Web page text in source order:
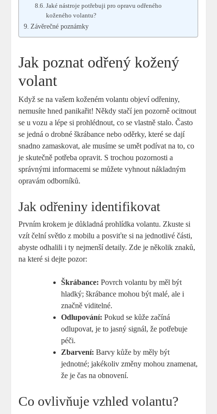
Jaké nástroje potřebuji pro opravu odřeného
koženého volantu?
Závěrečné poznámky
Jak poznat odřený kožený
volant
Když se na vašem koženém volantu objeví odřeniny,
nemusíte hned panikařit! Někdy stačí jen pozorně ocitnout
se u vozu a lépe si prohlédnout, co se vlastně stalo. Často
se jedná o drobné škrábance nebo oděrky, které se dají
snadno zamaskovat, ale musíme se umět podívat na to, co
je skutečně potřeba opravit. S trochou pozornosti a
správnými informacemi se můžete vyhnout nákladným
opravám odborníků.
Jak odřeniny identifikovat
Prvním krokem je důkladná prohlídka volantu. Zkuste si
vzít čelní světlo z mobilu a posviťte si na jednotlivé části,
abyste odhalili i ty nejmenší detaily. Zde je několik znaků,
na které si dejte pozor:
Škrábance: Povrch volantu by měl být
hladký; škrábance mohou být malé, ale i
značně viditelné.
Odlupování: Pokud se kůže začíná
odlupovat, je to jasný signál, že potřebuje
péči.
Zbarvení: Barvy kůže by měly být
jednotné; jakékoliv změny mohou znamenat,
že je čas na obnovení.
Co ovlivňuje vzhled volantu?